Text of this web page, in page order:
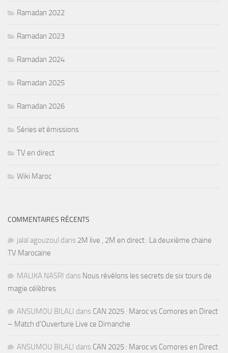
Ramadan 2022
Ramadan 2023
Ramadan 2024
Ramadan 2025
Ramadan 2026
Séries et émissions
TV en direct
Wiki Maroc
COMMENTAIRES RÉCENTS
jalal agouzoul dans 2M live , 2M en direct : La deuxième chaine
TV Marocaine
MALIKA NASRI dans Nous révélons les secrets de six tours de
magie célèbres
ANSUMOU BILALI dans CAN 2025 : Maroc vs Comores en Direct
– Match d’Ouverture Live ce Dimanche
ANSUMOU BILALI dans CAN 2025 : Maroc vs Comores en Direct